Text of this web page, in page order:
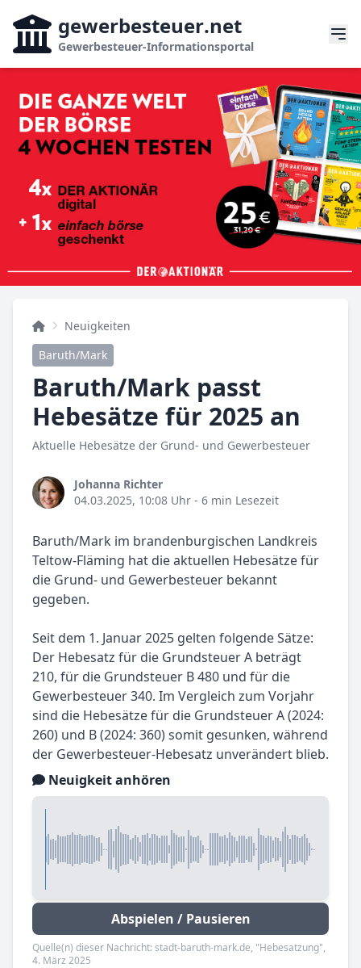
gewerbesteuer.net
Gewerbesteuer-Informationsportal
Neuigkeiten
Baruth/Mark
Baruth/Mark passt
Hebesätze für 2025 an
Aktuelle Hebesätze der Grund- und Gewerbesteuer
Johanna Richter
04.03.2025, 10:08 Uhr - 6 min Lesezeit
Baruth/Mark im brandenburgischen Landkreis
Teltow-Fläming hat die aktuellen Hebesätze für
die Grund- und Gewerbesteuer bekannt
gegeben.
Seit dem 1. Januar 2025 gelten folgende Sätze:
Der Hebesatz für die Grundsteuer A beträgt
210, für die Grundsteuer B 480 und für die
Gewerbesteuer 340. Im Vergleich zum Vorjahr
sind die Hebesätze für die Grundsteuer A (2024:
260) und B (2024: 360) somit gesunken, während
der Gewerbesteuer-Hebesatz unverändert blieb.
Neuigkeit anhören
Abspielen / Pausieren
Quelle(n) dieser Nachricht: stadt-baruth-mark.de, "Hebesatzung",
4. März 2025